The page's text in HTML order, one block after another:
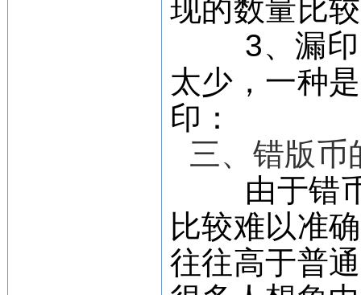
现的数量比
3、漏印
太少，一种
印：
三、错版币
由于错币
比较难以准
往往高于普